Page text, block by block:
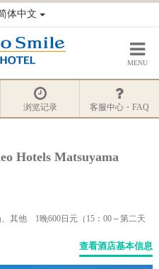
体中文
MENU
浏览记录 客服中心・FAQ
Hotels Matsuyama
其他 1晚600日元（15：00～第二天
查看酒店基本信息